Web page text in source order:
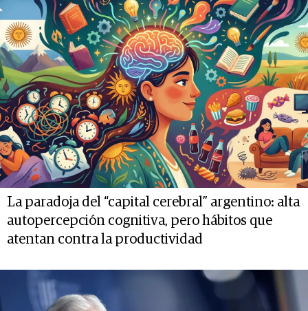
La paradoja del “capital cerebral” argentino: alta
autopercepción cognitiva, pero hábitos que
atentan contra la productividad